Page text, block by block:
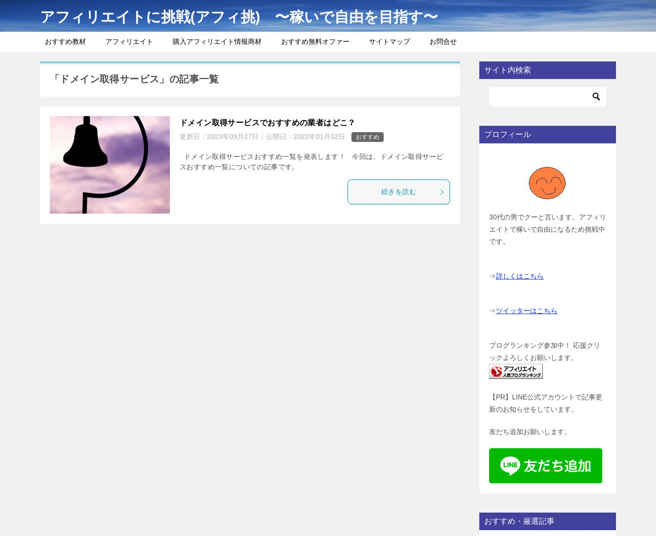
アフィリエイトに挑戦(アフィ挑) 〜稼いで自由を目指す〜
おすすめ教材 アフィリエイト 購入アフィリエイト情報商材 おすすめ無料オファー サイトマップ お問合せ
「ドメイン取得サービス」の記事一覧
ドメイン取得サービスでおすすめの業者はどこ？
更新日： 2023年09月27日 公開日： 2022年01月02日 おすすめ
ドメイン取得サービスおすすめ一覧を発表します！ 今回は、ドメイン取得サービ
スおすすめ一覧についての記事です。
続きを読む
サイト内検索
プロフィール
30代の男でクーと言います。アフィリ
エイトで稼いで自由になるため挑戦中
です。
⇒詳しくはこちら
⇒ツイッターはこちら
ブログランキング参加中！ 応援クリ
ックよろしくお願いします。
【PR】LINE公式アカウントで記事更
新のお知らせをしています。
友だち追加お願いします。
おすすめ・厳選記事